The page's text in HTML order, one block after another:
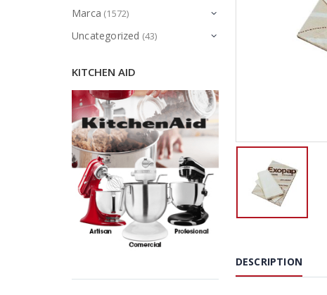
DESCRIPTION
Marca (1572)
Uncategorized (43)
KITCHEN AID